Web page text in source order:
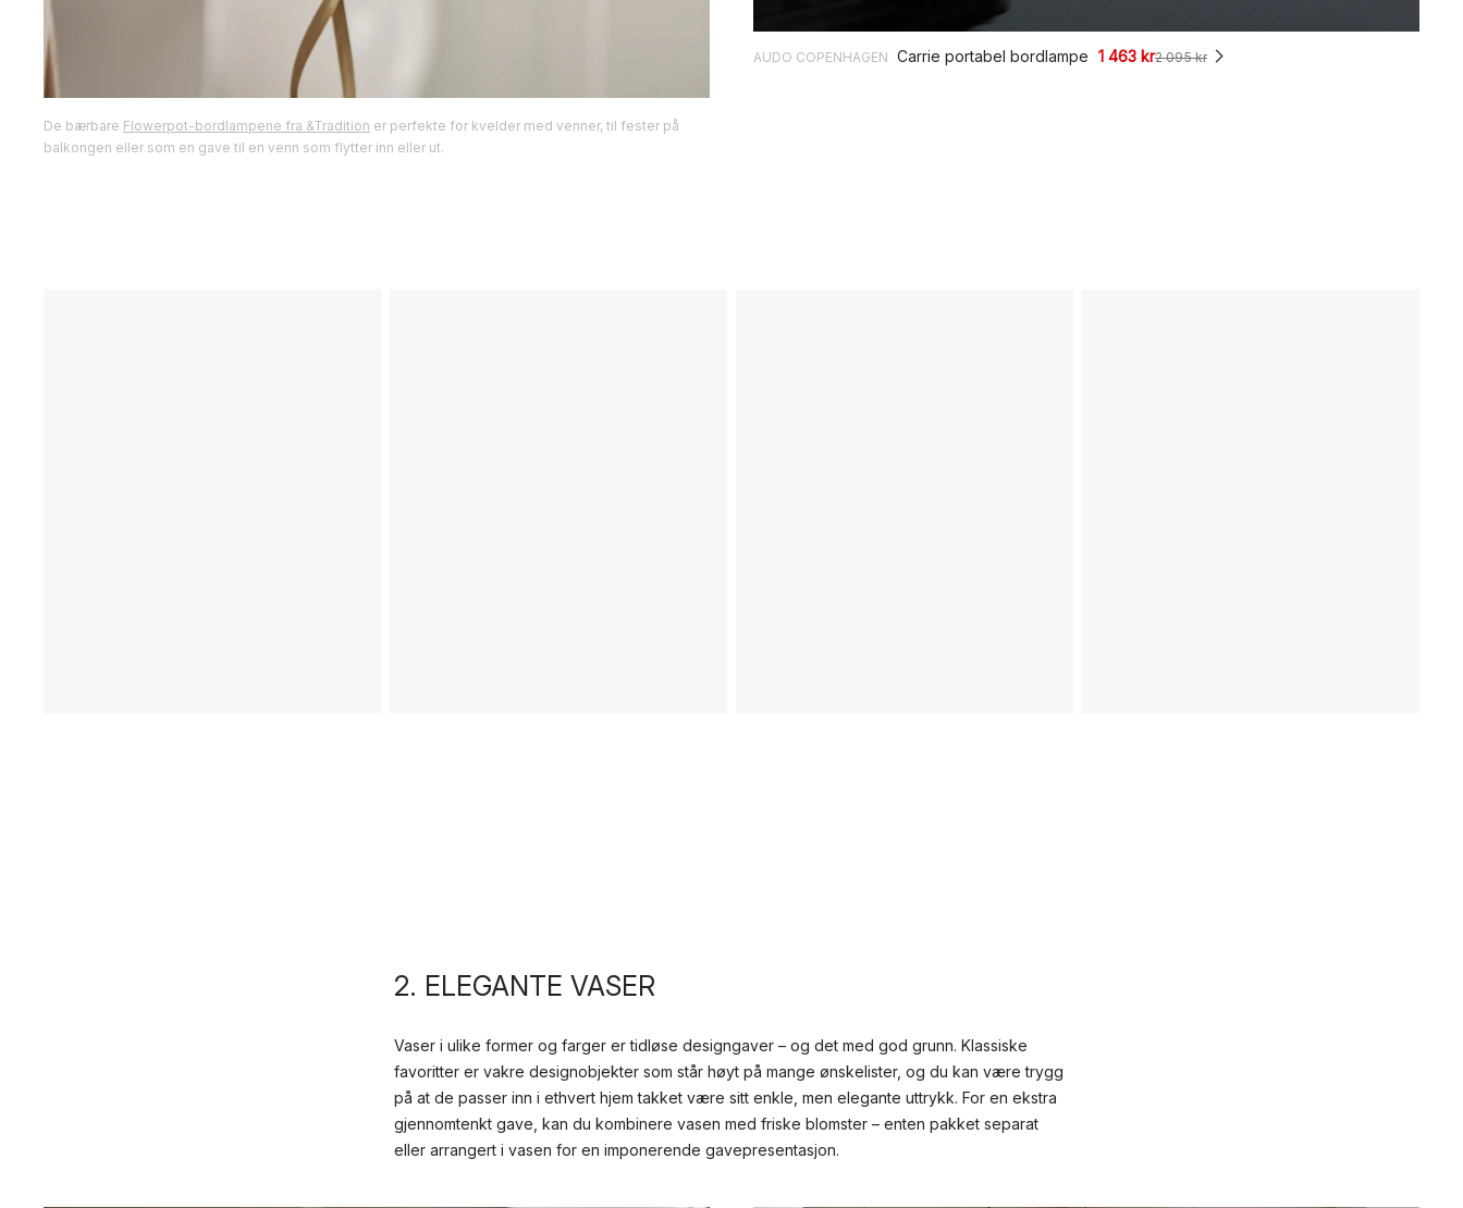
De bærbare Flowerpot-bordlampene fra &Tradition er perfekte for kvelder med venner, til fester på
balkongen eller som en gave til en venn som flytter inn eller ut.
AUDO COPENHAGEN Carrie portabel bordlampe 1 463 kr2 095 kr
2. ELEGANTE VASER
Vaser i ulike former og farger er tidløse designgaver – og det med god grunn. Klassiske
favoritter er vakre designobjekter som står høyt på mange ønskelister, og du kan være trygg
på at de passer inn i ethvert hjem takket være sitt enkle, men elegante uttrykk. For en ekstra
gjennomtenkt gave, kan du kombinere vasen med friske blomster – enten pakket separat
eller arrangert i vasen for en imponerende gavepresentasjon.